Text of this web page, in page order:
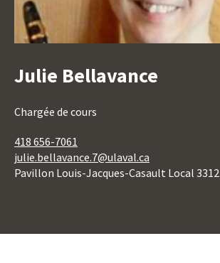
Titre
Julie Bellavance
Titre
poste
Chargée de cours
418 656-7061
julie.bellavance.7@ulaval.ca
Pavillon Louis-Jacques-Casault Local 3312